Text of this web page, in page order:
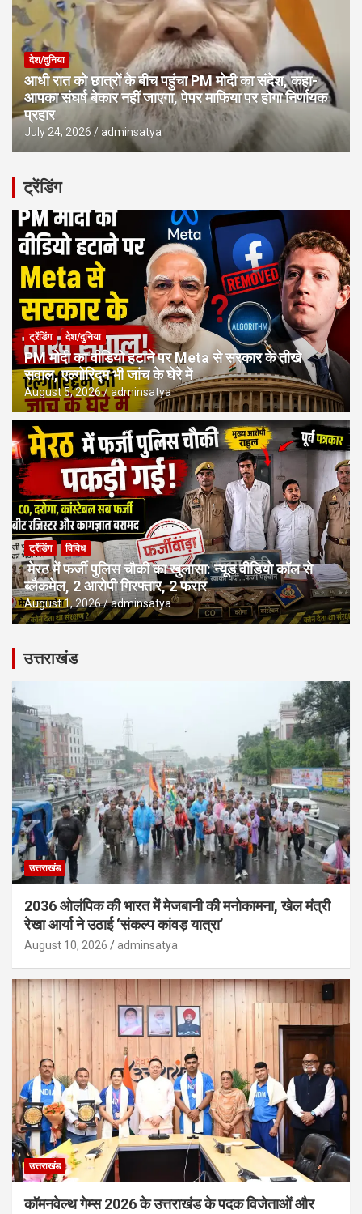
देश/दुनिया
आधी रात को छात्रों के बीच पहुंचा PM मोदी का संदेश, कहा-
आपका संघर्ष बेकार नहीं जाएगा, पेपर माफिया पर होगा निर्णायक
प्रहार
July 24, 2026 adminsatya
ट्रेंडिंग
ट्रेंडिंग देश/दुनिया
PM मोदी का वीडियो हटाने पर Meta से सरकार के तीखे
सवाल, एल्गोरिद्म भी जांच के घेरे में
August 5, 2026 adminsatya
ट्रेंडिंग विविध
मेरठ में फर्जी पुलिस चौकी का खुलासा: न्यूड वीडियो कॉल से
ब्लैकमेल, 2 आरोपी गिरफ्तार, 2 फरार
August 1, 2026 adminsatya
उत्तराखंड
उत्तराखंड
2036 ओलंपिक की भारत में मेजबानी की मनोकामना, खेल मंत्री
रेखा आर्या ने उठाई ‘संकल्प कांवड़ यात्रा’
August 10, 2026 adminsatya
उत्तराखंड
कॉमनवेल्थ गेम्स 2026 के उत्तराखंड के पदक विजेताओं और